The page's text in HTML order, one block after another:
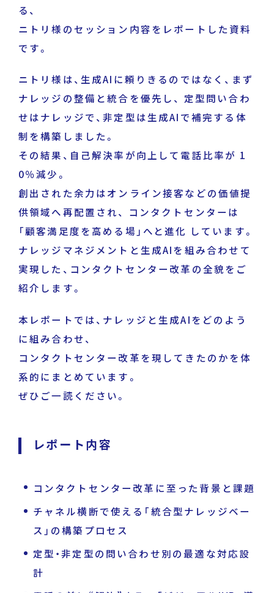
DECA オンライン接客
DECA MA
DECA for LINE
マーケGAI
Special Contents
採用情報
運営企業
る、
ニトリ様のセッション内容をレポートした資料
です。
ニトリ様は、生成AIに頼りきるのではなく、まず
ナレッジの整備と統合を優先し、 定型問い合わ
せはナレッジで、非定型は生成AIで補完する体
制を構築しました。
その結果、自己解決率が向上して電話比率が 1
0％減少。
創出された余力はオンライン接客などの価値提
供領域へ再配置され、 コンタクトセンターは
「顧客満足度を高める場」へと進化 しています。
ナレッジマネジメントと生成AIを組み合わせて
実現した、コンタクトセンター改革の全貌をご
紹介します。
本レポートでは、ナレッジと生成AIをどのよう
に組み合わせ、
コンタクトセンター改革を現してきたのかを体
系的にまとめています。
ぜひご一読ください。
レポート内容
コンタクトセンター改革に至った背景と課題
チャネル横断で使える「統合型ナレッジベー
ス」の構築プロセス
定型・非定型の問い合わせ別の最適な対応設
計